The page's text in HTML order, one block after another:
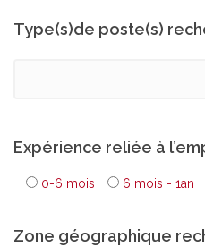
Type(s)de poste(s)
Expérience reliée à
0-6 mois 6 mois - 1an
Zone géographique